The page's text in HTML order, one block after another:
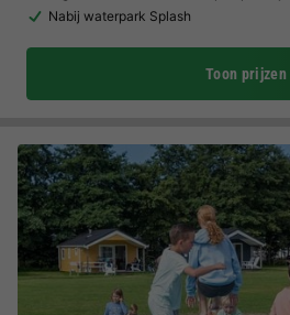
Nabij waterpark Splash
Toon prijzen